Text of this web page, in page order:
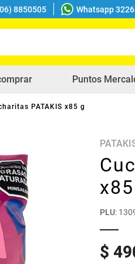
8850505 Whatsapp
Puntos
PATAKIS x85 g
PLU:
$